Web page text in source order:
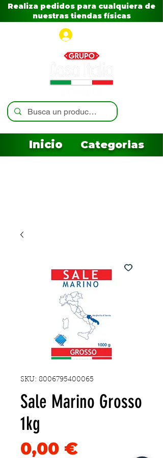
Realiza pedidos para cualquiera de
nuestras tiendas físicas
Inicio Categorias
SKU: 8006795400065
Sale Marino Grosso
1kg
0,00 €Precio